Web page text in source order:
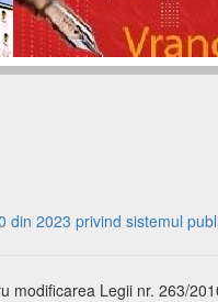
din 2023 privind sistemul
modificarea Legii nr. 263/